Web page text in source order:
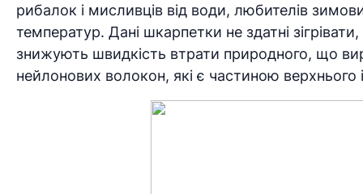
рибалок і мисливців від води, любителів
температур. Дані шкарпетки не здатні
знижують швидкість втрати природного, що
нейлонових волокон, які є частиною верхнього